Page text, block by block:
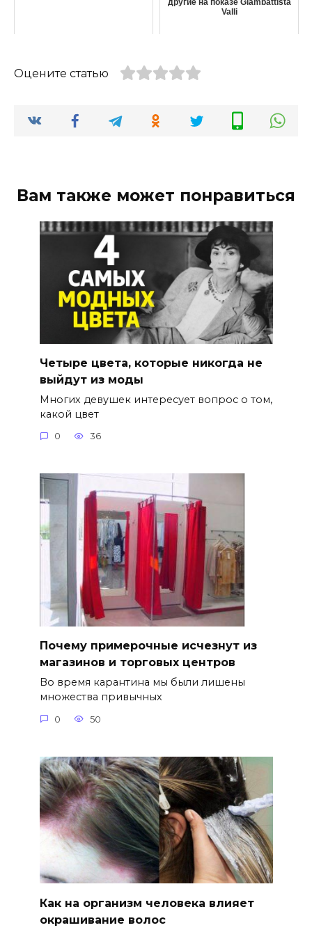
другие на показе Giambattista
Valli
Оцените статью
Вам также может понравиться
Четыре цвета, которые никогда не
выйдут из моды
Многих девушек интересует вопрос о том,
какой цвет
0 36
Почему примерочные исчезнут из
магазинов и торговых центров
Во время карантина мы были лишены
множества привычных
0 50
Как на организм человека влияет
окрашивание волос